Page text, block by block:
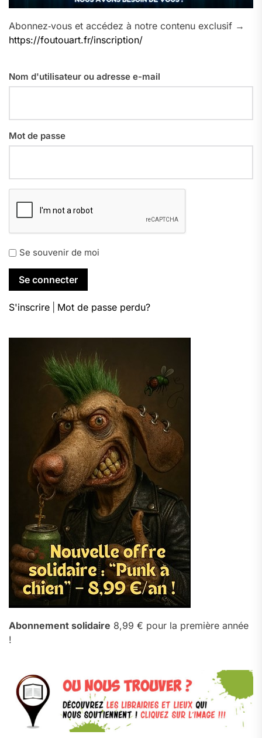
Abonnez‑vous et accédez à notre contenu exclusif →
https://foutouart.fr/inscription/
Nom d'utilisateur ou adresse e-mail
Mot de passe
Se souvenir de moi
S'inscrire Mot de passe perdu?
Abonnement solidaire 8,99 € pour la première année
!